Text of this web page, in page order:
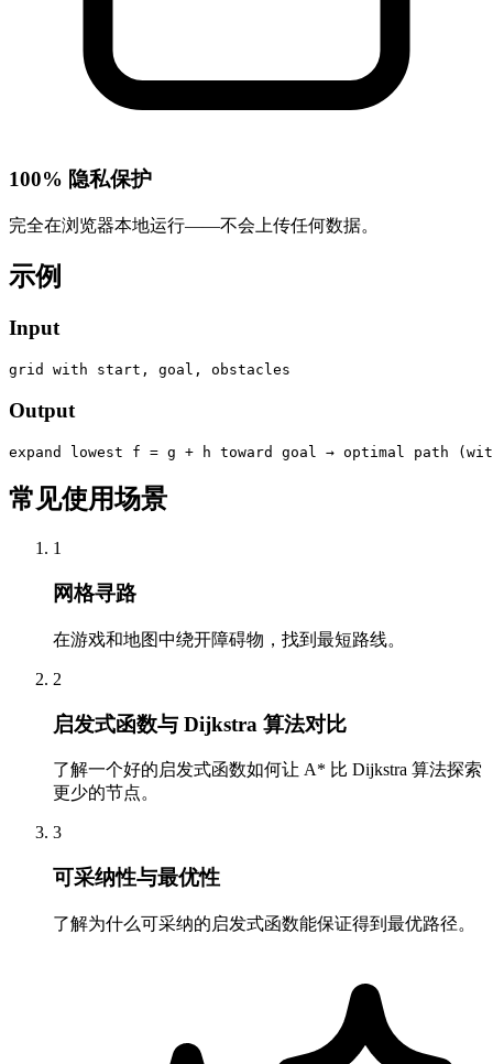
100% 隐私保护
完全在浏览器本地运行——不会上传任何数据。
示例
Input
grid with start, goal, obstacles
Output
expand lowest f = g + h toward goal → optimal path
常见使用场景
1
网格寻路
在游戏和地图中绕开障碍物，找到最短路线。
2
启发式函数与 Dijkstra 算法对比
了解一个好的启发式函数如何让 A* 比 Dijkstra 算法探索
更少的节点。
3
可采纳性与最优性
了解为什么可采纳的启发式函数能保证得到最优路径。